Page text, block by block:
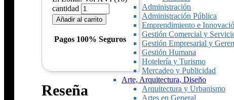
Administración
Administración Pública
Emprendimiento e
Gestión Comercial y
Gestión Empresarial y
Gestión Humana
Hotelería y Turismo
Mercadeo y Publicidad
Arte, Arquitectura, Diseño
Arquitectura y Urbanismo
Artes en General
cantidad
Añadir al carrito
Pagos 100% Seguros
Reseña